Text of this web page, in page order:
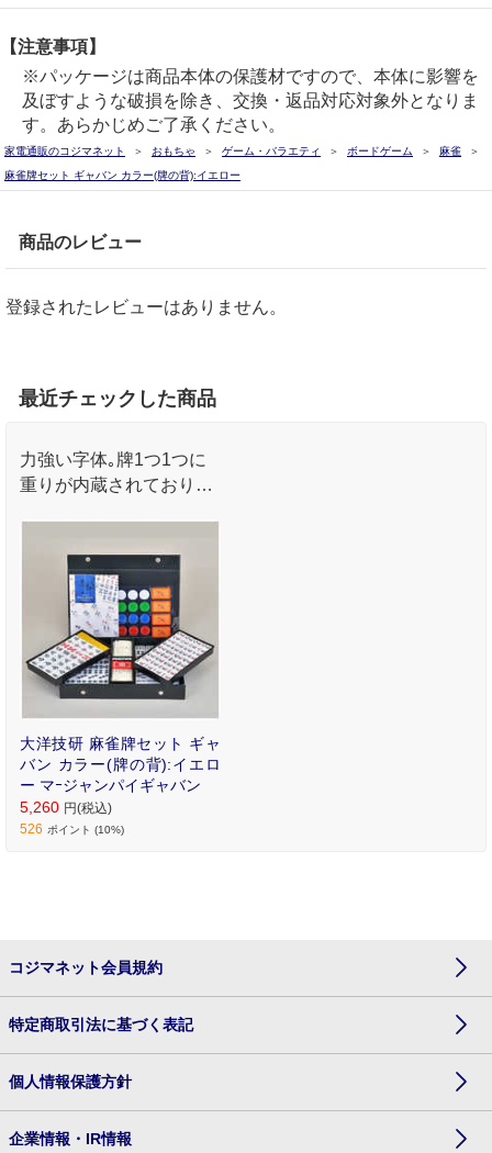
【注意事項】
※パッケージは商品本体の保護材ですので、本体に影響を
及ぼすような破損を除き、交換・返品対応対象外となりま
す。あらかじめご了承ください。
家電通販のコジマネット おもちゃ ゲーム・バラエティ ボードゲーム
麻雀
麻雀牌セット ギャバン カラー(牌の背):イエロー
商品のレビュー
登録されたレビューはありません。
最近チェックした商品
力強い字体｡牌1つ1つに
重りが内蔵されており､
大洋技研 麻雀牌セット ギャ
バン カラー(牌の背):イエロ
ー マｰジャンパイギャバン
5,260 円(税込)
526 ポイント (10%)
コジマネット会員規約
特定商取引法に基づく表記
個人情報保護方針
企業情報・IR情報